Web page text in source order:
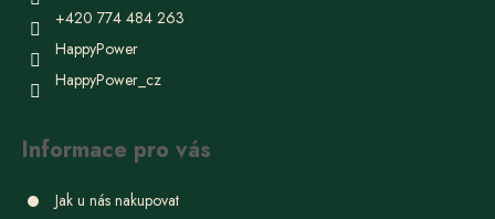
+420 774 484 263
HappyPower
HappyPower_cz
Informace pro vás
Jak u nás nakupovat